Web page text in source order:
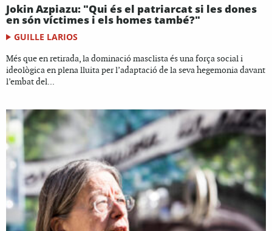
Jokin Azpiazu: "Qui és el patriarcat si les dones
en són víctimes i els homes també?"
GUILLE LARIOS
Més que en retirada, la dominació masclista és una força social i
ideològica en plena lluita per l’adaptació de la seva hegemonia davant
l’embat del...